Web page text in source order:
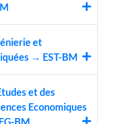
et
→ EST-BM
et des
Economiques
BM